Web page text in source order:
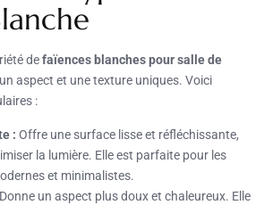
defaïences blanches pour salle de
aspect et une texture uniques. Voici
:
: Offre une surface lisse et réfléchissante,
la lumière. Elle est parfaite pour les
et minimalistes.
Donne un aspect plus doux et chaleureux. Elle